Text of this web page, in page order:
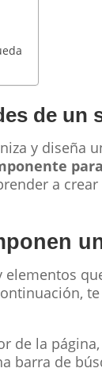
de un
y diseña
a
de la
barra de